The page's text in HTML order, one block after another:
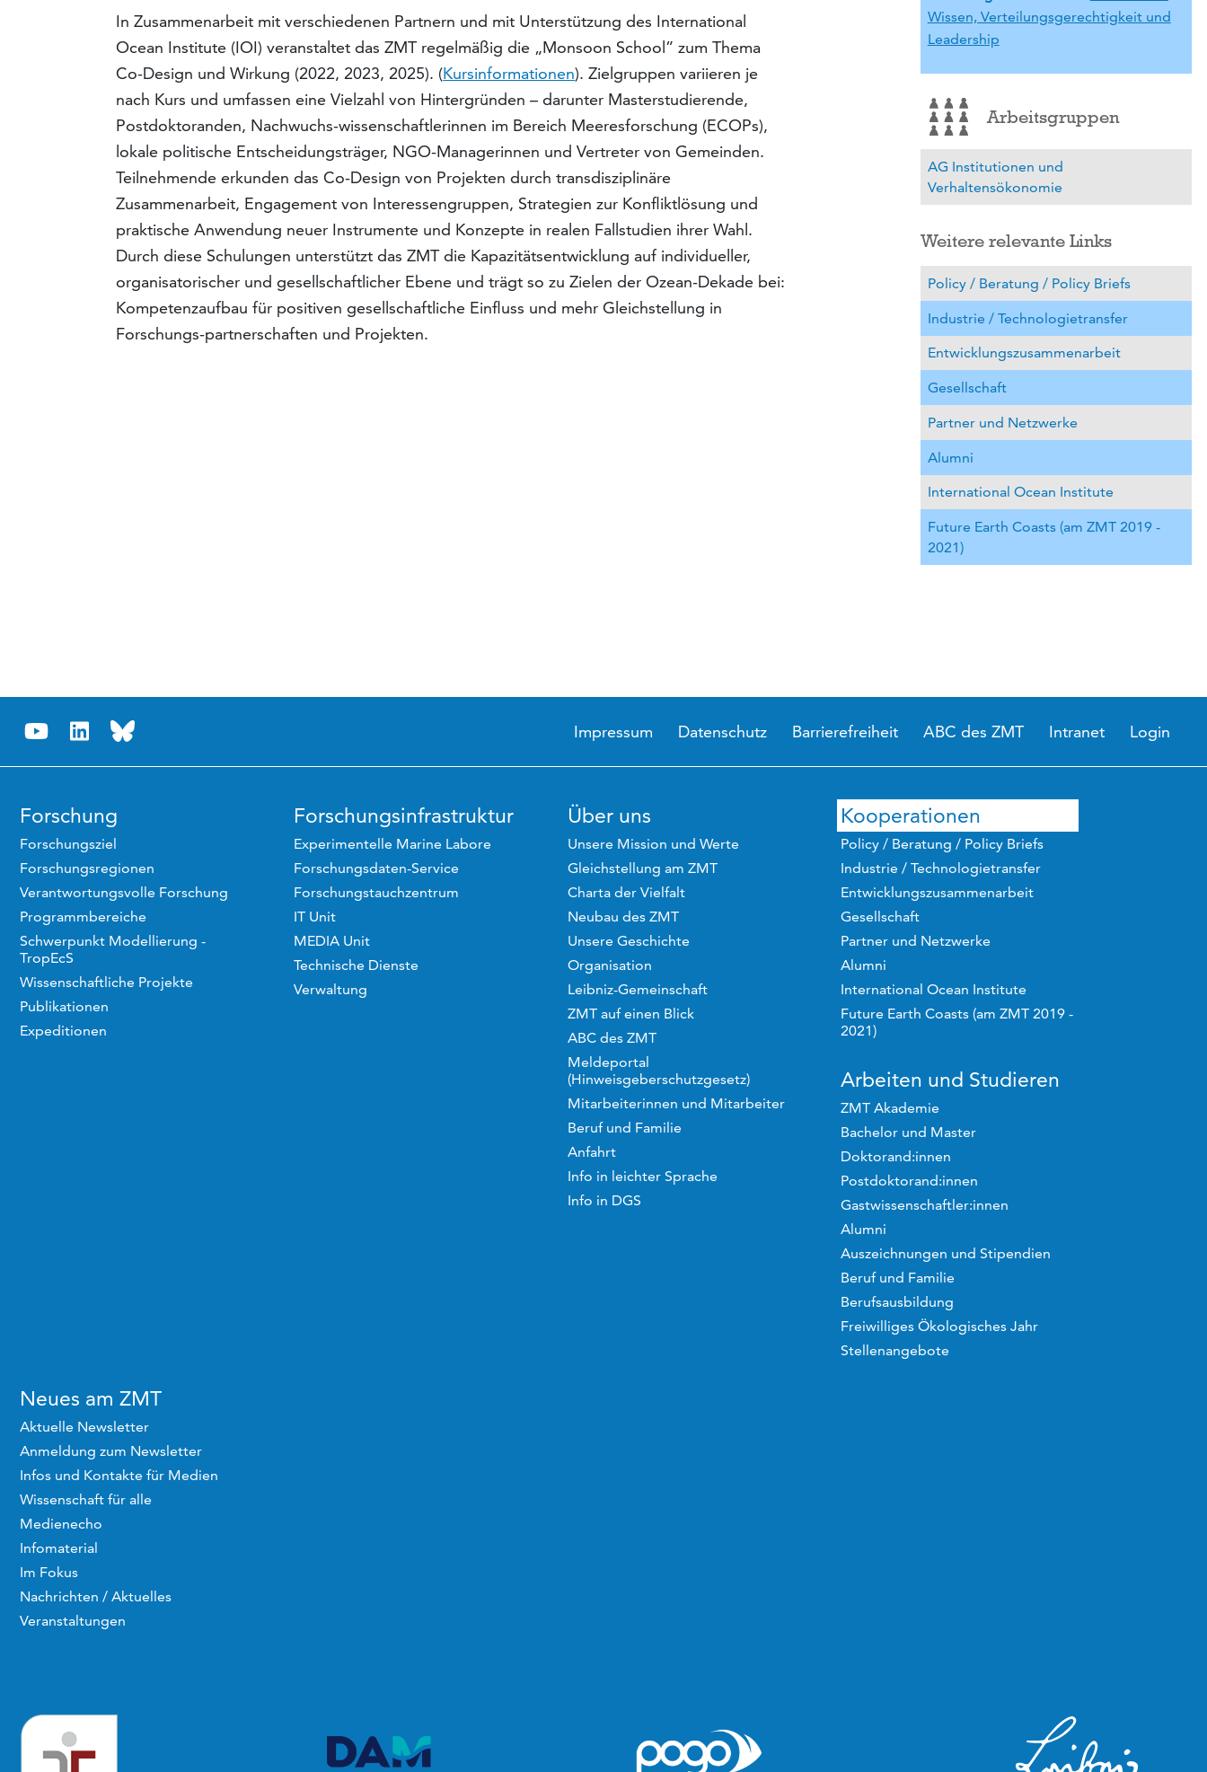
In Zusammenarbeit mit verschiedenen Partnern und mit Unterstützung des International
Ocean Institute (IOI) veranstaltet das ZMT regelmäßig die „Monsoon School” zum Thema
Co-Design und Wirkung (2022, 2023, 2025). (Kursinformationen). Zielgruppen variieren je
nach Kurs und umfassen eine Vielzahl von Hintergründen – darunter Masterstudierende,
Postdoktoranden, Nachwuchs-wissenschaftlerinnen im Bereich Meeresforschung (ECOPs),
lokale politische Entscheidungsträger, NGO-Managerinnen und Vertreter von Gemeinden.
Teilnehmende erkunden das Co-Design von Projekten durch transdisziplinäre
Zusammenarbeit, Engagement von Interessengruppen, Strategien zur Konfliktlösung und
praktische Anwendung neuer Instrumente und Konzepte in realen Fallstudien ihrer Wahl.
Durch diese Schulungen unterstützt das ZMT die Kapazitätsentwicklung auf individueller,
organisatorischer und gesellschaftlicher Ebene und trägt so zu Zielen der Ozean-Dekade bei:
Kompetenzaufbau für positiven gesellschaftliche Einfluss und mehr Gleichstellung in
Forschungs-partnerschaften und Projekten.
Wissen, Verteilungsgerechtigkeit und
Leadership
Arbeitsgruppen
AG Institutionen und
Verhaltensökonomie
Weitere relevante Links
Policy / Beratung / Policy Briefs
Industrie / Technologietransfer
Entwicklungszusammenarbeit
Gesellschaft
Partner und Netzwerke
Alumni
International Ocean Institute
Future Earth Coasts (am ZMT 2019 -
2021)
Impressum Datenschutz Barrierefreiheit ABC des ZMT Intranet Login
Forschung
Forschungsziel
Forschungsregionen
Verantwortungsvolle Forschung
Programmbereiche
Schwerpunkt Modellierung -
TropEcS
Wissenschaftliche Projekte
Publikationen
Expeditionen
Forschungsinfrastruktur
Experimentelle Marine Labore
Forschungsdaten-Service
Forschungstauchzentrum
IT Unit
MEDIA Unit
Technische Dienste
Verwaltung
Über uns
Unsere Mission und Werte
Gleichstellung am ZMT
Charta der Vielfalt
Neubau des ZMT
Unsere Geschichte
Organisation
Leibniz-Gemeinschaft
ZMT auf einen Blick
ABC des ZMT
Meldeportal
(Hinweisgeberschutzgesetz)
Mitarbeiterinnen und Mitarbeiter
Beruf und Familie
Anfahrt
Info in leichter Sprache
Info in DGS
Kooperationen
Policy / Beratung / Policy Briefs
Industrie / Technologietransfer
Entwicklungszusammenarbeit
Gesellschaft
Partner und Netzwerke
Alumni
International Ocean Institute
Future Earth Coasts (am ZMT 2019 -
2021)
Arbeiten und Studieren
ZMT Akademie
Bachelor und Master
Doktorand:innen
Postdoktorand:innen
Gastwissenschaftler:innen
Alumni
Auszeichnungen und Stipendien
Beruf und Familie
Berufsausbildung
Freiwilliges Ökologisches Jahr
Stellenangebote
Neues am ZMT
Aktuelle Newsletter
Anmeldung zum Newsletter
Infos und Kontakte für Medien
Wissenschaft für alle
Medienecho
Infomaterial
Im Fokus
Nachrichten / Aktuelles
Veranstaltungen